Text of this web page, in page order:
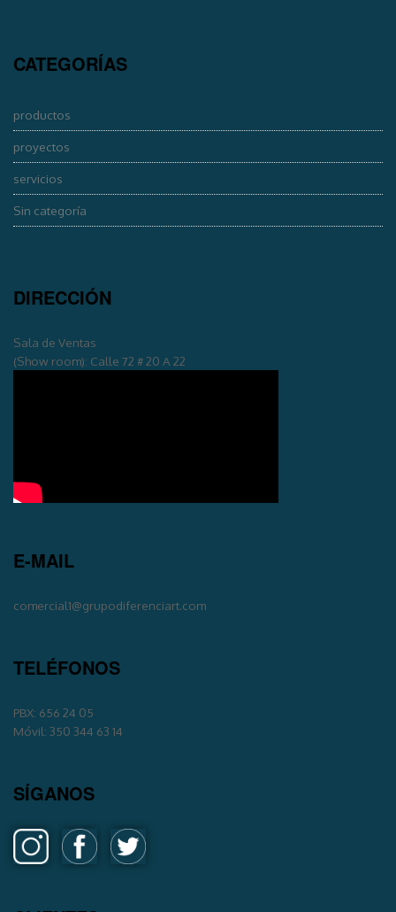
CATEGORÍAS
productos
proyectos
servicios
Sin categoría
DIRECCIÓN
Sala de Ventas
(Show room): Calle 72 # 20 A 22
E-MAIL
comercial1@grupodiferenciart.com
TELÉFONOS
PBX: 656 24 05
Móvil: 350 344 63 14
SÍGANOS